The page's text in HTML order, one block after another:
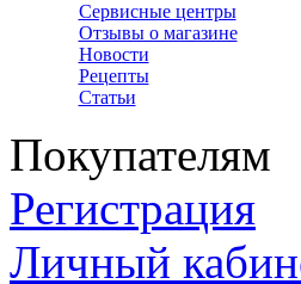
Сервисные центры
Отзывы о магазине
Новости
Рецепты
Статьи
Покупателям
Регистрация
Личный